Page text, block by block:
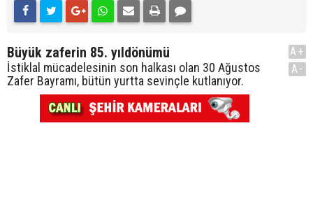
Büyük zaferin 85. yıldönümü
İstiklal mücadelesinin son halkası olan 30 Ağustos
Zafer Bayramı, bütün yurtta sevinçle kutlanıyor.
A+
A-